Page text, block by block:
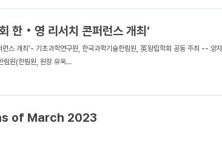
한‧영 리서치 콘퍼런스 개최’
개최’- 기초과학연구원, 한국과학기술한림원, 英왕립학회 공동 주최 -- 양
림원(한림원, 원장 유욱...
of March 2023